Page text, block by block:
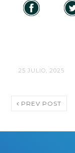
25 JULIO, 2025
PREV POST